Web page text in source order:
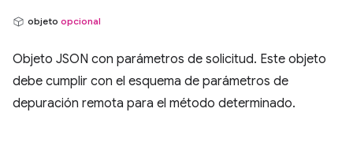
objeto opcional
Objeto JSON con parámetros de solicitud. Este objeto
debe cumplir con el esquema de parámetros de
depuración remota para el método determinado.